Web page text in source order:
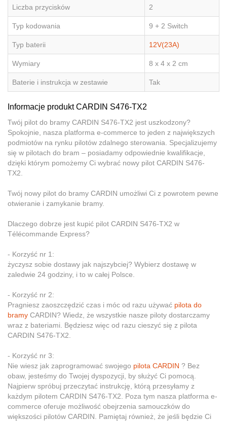
Liczba przycisków 2
Typ kodowania 9 + 2 Switch
Typ baterii 12V(23A)
Wymiary 8 x 4 x 2 cm
Baterie i instrukcja w zestawie Tak
Informacje produkt CARDIN S476-TX2
Twój pilot do bramy CARDIN S476-TX2 jest uszkodzony?
Spokojnie, nasza platforma e-commerce to jeden z największych
podmiotów na rynku pilotów zdalnego sterowania. Specjalizujemy
się w pilotach do bram – posiadamy odpowiednie kwalifikacje,
dzięki którym pomożemy Ci wybrać nowy pilot CARDIN S476-
TX2.
Twój nowy pilot do bramy CARDIN umożliwi Ci z powrotem pewne
otwieranie i zamykanie bramy.
Dlaczego dobrze jest kupić pilot CARDIN S476-TX2 w
Télécommande Express?
- Korzyść nr 1:
życzysz sobie dostawy jak najszybciej? Wybierz dostawę w
zaledwie 24 godziny, i to w całej Polsce.
- Korzyść nr 2:
Pragniesz zaoszczędzić czas i móc od razu używać pilota do
bramy CARDIN? Wiedz, że wszystkie nasze piloty dostarczamy
wraz z bateriami. Będziesz więc od razu cieszyć się z pilota
CARDIN S476-TX2.
- Korzyść nr 3:
Nie wiesz jak zaprogramować swojego pilota CARDIN ? Bez
obaw, jesteśmy do Twojej dyspozycji, by służyć Ci pomocą.
Najpierw spróbuj przeczytać instrukcję, którą przesyłamy z
każdym pilotem CARDIN S476-TX2. Poza tym nasza platforma e-
commerce oferuje możliwość obejrzenia samouczków do
większości pilotów CARDIN. Pamiętaj również, że jeśli będzie Ci